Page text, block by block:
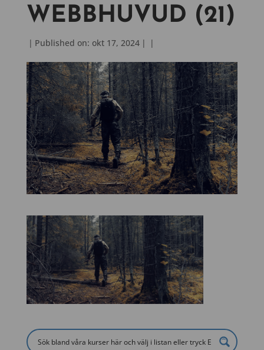
WEBBHUVUD (21)
| Published on: okt 17, 2024 | |